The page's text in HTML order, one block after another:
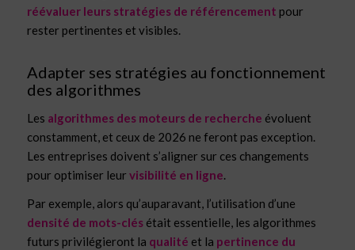
réévaluer leurs stratégies de référencement pour
rester pertinentes et visibles.
Adapter ses stratégies au fonctionnement
des algorithmes
Les algorithmes des moteurs de recherche évoluent
constamment, et ceux de 2026 ne feront pas exception.
Les entreprises doivent s’aligner sur ces changements
pour optimiser leur visibilité en ligne.
Par exemple, alors qu’auparavant, l’utilisation d’une
densité de mots-clésétait essentielle, les algorithmes
futurs privilégieront la qualité et la pertinence du